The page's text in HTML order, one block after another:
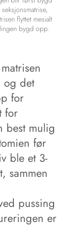
flyttet mesialt
bygd opp.
og det
for
for
best mulig
før
ble et 3-
sammen
pussing
er